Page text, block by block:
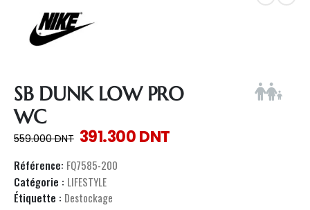
SB DUNK LOW PRO
WC
559.000DNT 391.300DNT
Référence: FQ7585-200
Catégorie : LIFESTYLE
Étiquette : Destockage